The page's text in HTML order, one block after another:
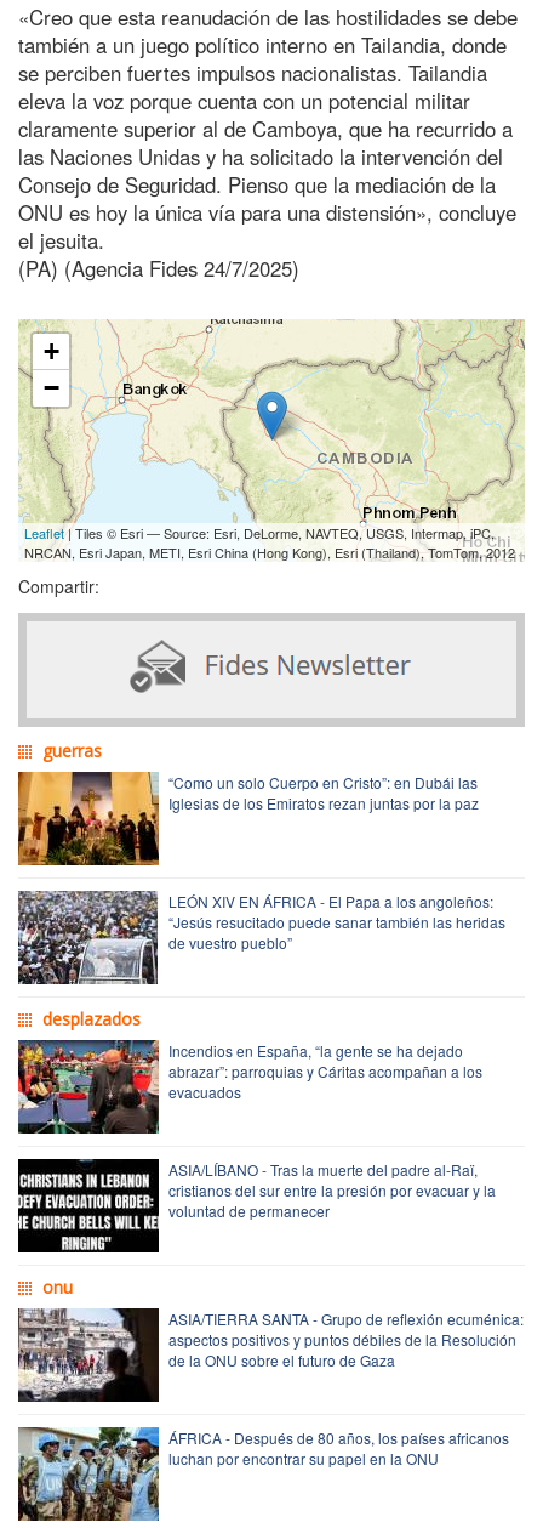
«Creo que esta reanudación de las hostilidades se debe
también a un juego político interno en Tailandia, donde
se perciben fuertes impulsos nacionalistas. Tailandia
eleva la voz porque cuenta con un potencial militar
claramente superior al de Camboya, que ha recurrido a
las Naciones Unidas y ha solicitado la intervención del
Consejo de Seguridad. Pienso que la mediación de la
ONU es hoy la única vía para una distensión», concluye
el jesuita.
(PA) (Agencia Fides 24/7/2025)
+
−
Leaflet| Tiles © Esri — Source: Esri, DeLorme, NAVTEQ, USGS, Intermap, iPC,
NRCAN, Esri Japan, METI, Esri China (Hong Kong), Esri (Thailand), TomTom, 2012
Compartir:
guerras
“Como un solo Cuerpo en Cristo”: en Dubái las
Iglesias de los Emiratos rezan juntas por la paz
LEÓN XIV EN ÁFRICA - El Papa a los angoleños:
“Jesús resucitado puede sanar también las heridas
de vuestro pueblo”
desplazados
Incendios en España, “la gente se ha dejado
abrazar”: parroquias y Cáritas acompañan a los
evacuados
ASIA/LÍBANO - Tras la muerte del padre al-Raï,
cristianos del sur entre la presión por evacuar y la
voluntad de permanecer
onu
ASIA/TIERRA SANTA - Grupo de reflexión ecuménica:
aspectos positivos y puntos débiles de la Resolución
de la ONU sobre el futuro de Gaza
ÁFRICA - Después de 80 años, los países africanos
luchan por encontrar su papel en la ONU